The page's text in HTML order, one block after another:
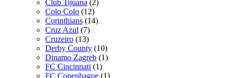
Club Tijuana (2)
Colo Colo (12)
Corinthians (14)
Cruz Azul (7)
Cruzeiro (13)
Derby County (10)
Dinamo Zagreb (1)
FC Cincinnati (1)
FC Copenhague (1)